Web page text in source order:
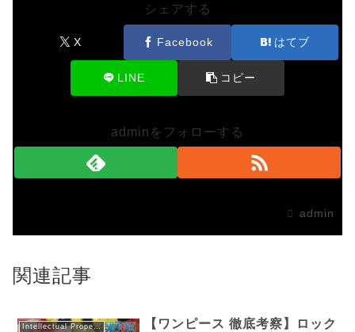
シェアする
X Facebook はてブ
LINE コピー
adminをフォローする
admin
関連記事
Intellectual Property
【ワンピース 徹底考察】ロック